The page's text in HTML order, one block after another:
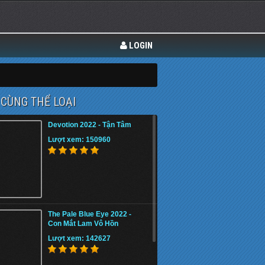
LOGIN
CÙNG THỂ LOẠI
Devotion 2022 - Tận Tâm
Lượt xem: 150960
The Pale Blue Eye 2022 -
Con Mắt Lam Vô Hồn
Lượt xem: 142627